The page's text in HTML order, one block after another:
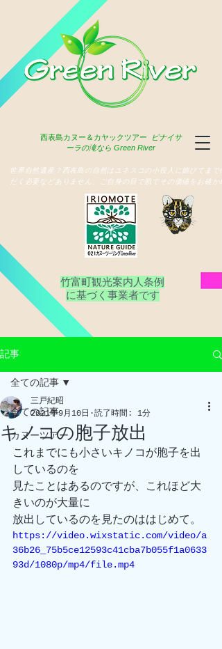
西表島カヌー＆カヤックツアー
ピナイサ
ーラの滝なら Green River
竹富町観光案内人条例
​に基づく事業者です
世界自然遺産？西表島の自然はユネスコの小役人に媚びてまで
だく必要などありません、ご自身の目で肌でその価値をお確か
記事
全ての記事
カヌーツアー
全ての記事
キノコの胞子放出
三戸紀昭
2021年9月10日
読了時間: 1分
これまでにも小さいキノコが胞子を出
しているのを
見たことはあるのですが、これほど大
きいのが大量に
放出しているのを見たのははじめて。
https://video.wixstatic.com/video/a
36b26_75b5ce12593c41cba7b055f1a0633
93d/1080p/mp4/file.mp4